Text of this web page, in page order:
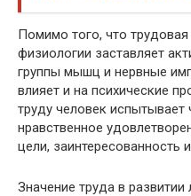
Помимо того, что
физиологии заставляет
группы мышц и нервные
влияет и на психические
труду человек испытывает
нравственное
цели, заинтересованность
Значение труда в развитии